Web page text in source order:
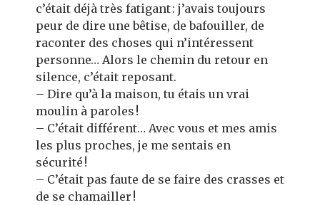
c’était déjà très fatigant : j’avais toujours
peur de dire une bêtise, de bafouiller, de
raconter des choses qui n’intéressent
personne… Alors le chemin du retour en
silence, c’était reposant.
– Dire qu’à la maison, tu étais un vrai
moulin à paroles !
– C’était différent… Avec vous et mes amis
les plus proches, je me sentais en
sécurité !
– C’était pas faute de se faire des crasses et
de se chamailler !